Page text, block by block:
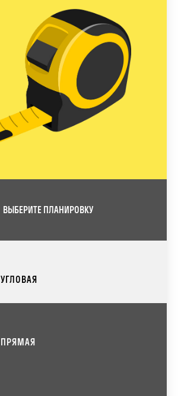
ВЫБЕРИТЕ ПЛАНИРОВКУ
УГЛОВАЯ
ПРЯМАЯ